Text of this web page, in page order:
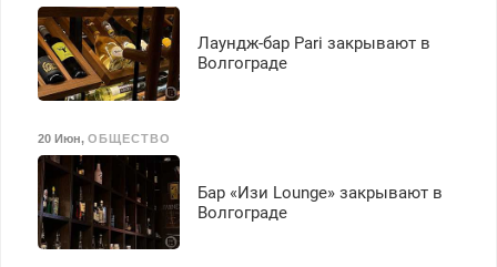
Лаундж-бар Pari закрывают в
Волгограде
20 Июн, ОБЩЕСТВО
Бар «Изи Lounge» закрывают в
Волгограде